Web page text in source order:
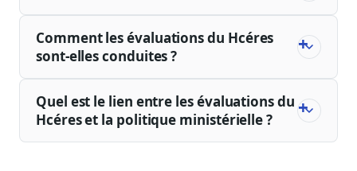
Comment les évaluations du Hcéres
sont-elles conduites ?
Quel est le lien entre les évaluations du
Hcéres et la politique ministérielle ?